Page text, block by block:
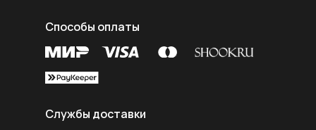
Службы доставки
Способы оплаты